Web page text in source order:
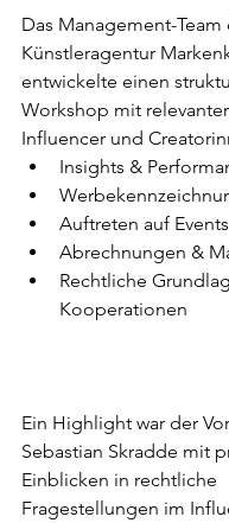
Das Management-Team
Künstleragentur
entwickelte einen
Workshop mit
Influencer und
Insights &
Auftreten auf Events
Abrechnungen &
Rechtliche
Kooperationen
Ein Highlight war der
Sebastian Skradde mit
Einblicken in rechtliche
Fragestellungen im